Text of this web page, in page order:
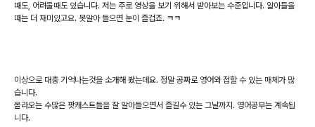
때도, 어려울때도 있습니다. 저는 주로 영상을 보기 위해서 받아보는 수준입니다. 알아들을
때는 더 재미있고요. 못알아 들으면 눈이 즐겁죠. ㅋㅋ
이상으로 대충 기억나는것을 소개해 봤는데요. 정말 공짜로 영어와 접할 수 있는 매체가 많
습니다.
올라오는 수많은 팟캐스트들을 잘 알아들으면서 즐길수 있는 그날까지. 영어공부는 계속됩
니다.